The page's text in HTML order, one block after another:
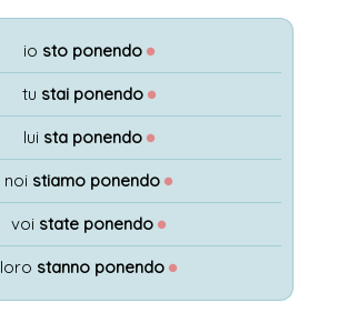
io sto ponendo ●
tu stai ponendo ●
lui sta ponendo ●
noi stiamo ponendo ●
voi state ponendo ●
loro stanno ponendo ●